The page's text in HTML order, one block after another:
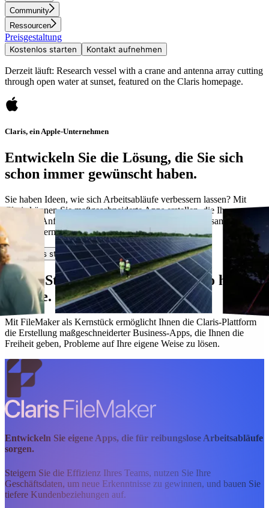
Community
Ressourcen
Preisgestaltung
Kostenlos starten Kontakt aufnehmen
Derzeit läuft: Research vessel with a crane and antenna array cutting
through open water at sunset, featured on the Claris homepage.
Claris, ein Apple-Unternehmen
Entwickeln Sie die Lösung, die Sie sich
schon immer gewünscht haben.
Sie haben Ideen, wie sich Arbeitsabläufe verbessern lassen? Mit
Claris können Sie maßgeschneiderte Apps erstellen, die Ihren
aktuellen Anforderungen entsprechen und sich gemeinsam mit
Ihrem Unternehmen weiterentwickeln.
Kostenlos starten Kontakt aufnehmen
Unser Star-Team arbeitet genauso hart
wie Sie.
Mit FileMaker als Kernstück ermöglicht Ihnen die Claris-Plattform
die Erstellung maßgeschneiderter Business-Apps, die Ihnen die
Freiheit geben, Probleme auf Ihre eigene Weise zu lösen.
Entwickeln Sie eigene Apps, die für reibungslose Arbeitsabläufe
sorgen.
Steigern Sie die Effizienz Ihres Teams, nutzen Sie Ihre
Geschäftsdaten, um neue Erkenntnisse zu gewinnen, und bauen Sie
tiefere Kundenbeziehungen auf.